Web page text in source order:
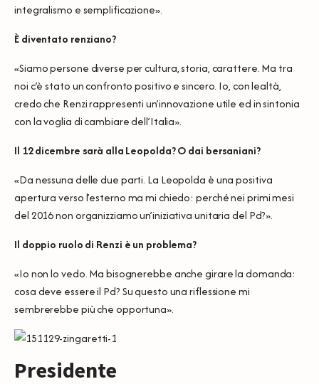
integralismo e semplificazione».
È diventato renziano?
«Siamo persone diverse per cultura, storia, carattere. Ma tra
noi c’è stato un confronto positivo e sincero. Io, con lealtà,
credo che Renzi rappresenti un’innovazione utile ed in sintonia
con la voglia di cambiare dell’Italia».
Il 12 dicembre sarà alla Leopolda? O dai bersaniani?
«Da nessuna delle due parti. La Leopolda è una positiva
apertura verso l’esterno ma mi chiedo: perché nei primi mesi
del 2016 non organizziamo un’iniziativa unitaria del Pd?».
Il doppio ruolo di Renzi è un problema?
«Io non lo vedo. Ma bisognerebbe anche girare la domanda:
cosa deve essere il Pd? Su questo una riflessione mi
sembrerebbe più che opportuna».
Presidente